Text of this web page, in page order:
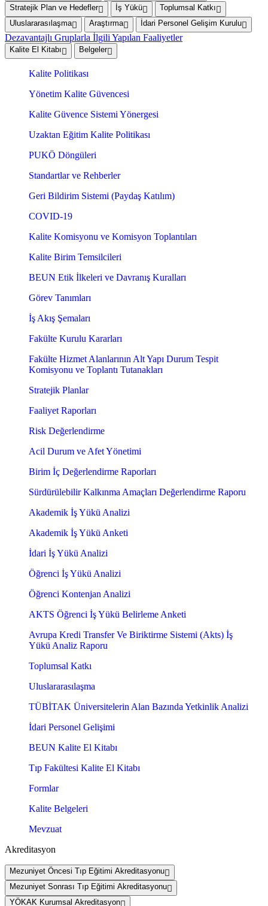
Stratejik Plan ve Hedefler
İş Yükü
Toplumsal Katkı
Uluslararasılaşma
Araştırma İdari Personel Gelişim Kurulu
Dezavantajlı Gruplarla İlgili Yapılan Faaliyetler
Kalite El Kitabı Belgeler
Kalite Politikası
Yönetim Kalite Güvencesi
Kalite Güvence Sistemi Yönergesi
Uzaktan Eğitim Kalite Politikası
PUKÖ Döngüleri
Standartlar ve Rehberler
Geri Bildirim Sistemi (Paydaş Katılım)
COVID-19
Kalite Komisyonu ve Komisyon Toplantıları
Kalite Birim Temsilcileri
BEUN Etik İlkeleri ve Davranış Kuralları
Görev Tanımları
İş Akış Şemaları
Fakülte Kurulu Kararları
Fakülte Hizmet Alanlarının Alt Yapı Durum Tespit
Komisyonu ve Toplantı Tutanakları
Stratejik Planlar
Faaliyet Raporları
Risk Değerlendirme
Acil Durum ve Afet Yönetimi
Birim İç Değerlendirme Raporları
Sürdürülebilir Kalkınma Amaçları Değerlendirme Raporu
Akademik İş Yükü Analizi
Akademik İş Yükü Anketi
İdari İş Yükü Analizi
Öğrenci İş Yükü Analizi
Öğrenci Kontenjan Analizi
AKTS Öğrenci İş Yükü Belirleme Anketi
Avrupa Kredi Transfer Ve Biriktirme Sistemi (Akts) İş
Yükü Analiz Raporu
Toplumsal Katkı
Uluslararasılaşma
TÜBİTAK Üniversitelerin Alan Bazında Yetkinlik Analizi
İdari Personel Gelişimi
BEUN Kalite El Kitabı
Tıp Fakültesi Kalite El Kitabı
Formlar
Kalite Belgeleri
Mevzuat
Akreditasyon
Mezuniyet Öncesi Tıp Eğitimi Akreditasyonu
Mezuniyet Sonrası Tıp Eğitimi Akreditasyonu
YÖKAK Kurumsal Akreditasyon